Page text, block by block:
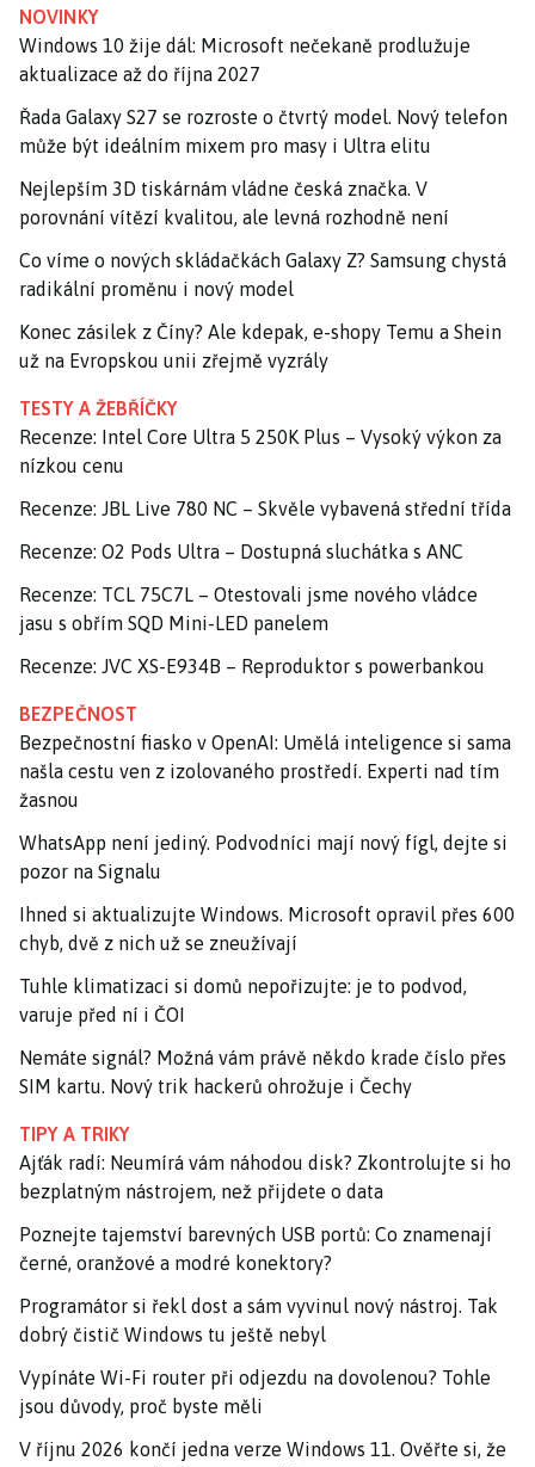
NOVINKY
Windows 10 žije dál: Microsoft nečekaně prodlužuje
aktualizace až do října 2027
Řada Galaxy S27 se rozroste o čtvrtý model. Nový telefon
může být ideálním mixem pro masy i Ultra elitu
Nejlepším 3D tiskárnám vládne česká značka. V
porovnání vítězí kvalitou, ale levná rozhodně není
Co víme o nových skládačkách Galaxy Z? Samsung chystá
radikální proměnu i nový model
Konec zásilek z Číny? Ale kdepak, e-shopy Temu a Shein
už na Evropskou unii zřejmě vyzrály
TESTY A ŽEBŘÍČKY
Recenze: Intel Core Ultra 5 250K Plus – Vysoký výkon za
nízkou cenu
Recenze: JBL Live 780 NC – Skvěle vybavená střední třída
Recenze: O2 Pods Ultra – Dostupná sluchátka s ANC
Recenze: TCL 75C7L – Otestovali jsme nového vládce
jasu s obřím SQD Mini-LED panelem
Recenze: JVC XS-E934B – Reproduktor s powerbankou
BEZPEČNOST
Bezpečnostní fiasko v OpenAI: Umělá inteligence si sama
našla cestu ven z izolovaného prostředí. Experti nad tím
žasnou
WhatsApp není jediný. Podvodníci mají nový fígl, dejte si
pozor na Signalu
Ihned si aktualizujte Windows. Microsoft opravil přes 600
chyb, dvě z nich už se zneužívají
Tuhle klimatizaci si domů nepořizujte: je to podvod,
varuje před ní i ČOI
Nemáte signál? Možná vám právě někdo krade číslo přes
SIM kartu. Nový trik hackerů ohrožuje i Čechy
TIPY A TRIKY
Ajťák radí: Neumírá vám náhodou disk? Zkontrolujte si ho
bezplatným nástrojem, než přijdete o data
Poznejte tajemství barevných USB portů: Co znamenají
černé, oranžové a modré konektory?
Programátor si řekl dost a sám vyvinul nový nástroj. Tak
dobrý čistič Windows tu ještě nebyl
Vypínáte Wi-Fi router při odjezdu na dovolenou? Tohle
jsou důvody, proč byste měli
V říjnu 2026 končí jedna verze Windows 11. Ověřte si, že